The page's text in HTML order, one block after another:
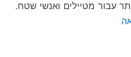
עבור מטיילים ואנשי שטח.